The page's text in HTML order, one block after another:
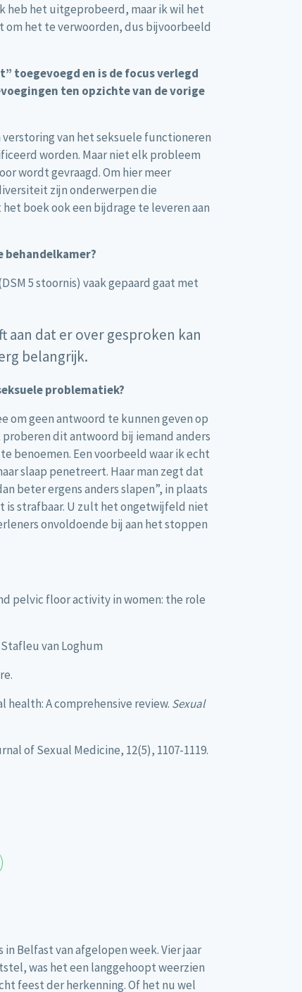
heb het uitgeprobeerd, maar ik wil het
om het te verwoorden, dus bijvoorbeeld
toegevoegd en is de focus verlegd
ten opzichte van de vorige
van het seksuele functioneren
worden. Maar niet elk probleem
wordt gevraagd. Om hier meer
zijn onderwerpen die
boek ook een bijdrage te leveren aan
behandelkamer?
5 stoornis) vaak gepaard gaat met
aan dat er over gesproken kan
belangrijk.
problematiek?
om geen antwoord te kunnen geven op
dit antwoord bij iemand anders
benoemen. Een voorbeeld waar ik echt
slaap penetreert. Haar man zegt dat
beter ergens anders slapen”, in plaats
is strafbaar. U zult het ongetwijfeld niet
onvoldoende bij aan het stoppen
pelvic floor activity in women: the role
Stafleu van Loghum
health: A comprehensive review. Sexual
of Sexual Medicine, 12(5), 1107-1119.
Belfast van afgelopen week. Vier jaar
was het een langgehoopt weerzien
feest der herkenning. Of het nu wel